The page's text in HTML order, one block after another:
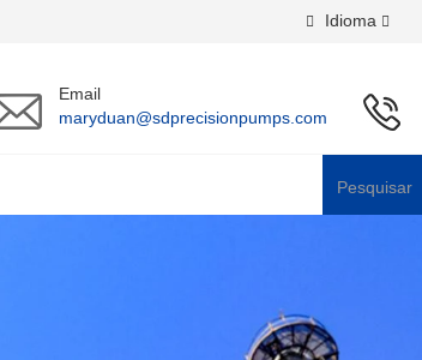
Idioma
Email
maryduan@sdprecisionpumps.com